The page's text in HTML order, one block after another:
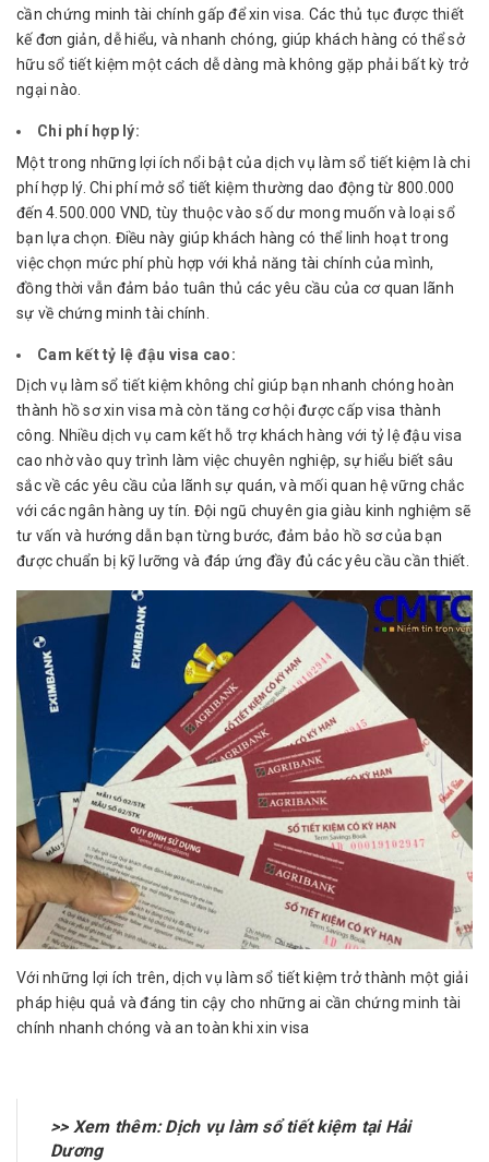
cần chứng minh tài chính gấp để xin visa. Các thủ tục được thiết
kế đơn giản, dễ hiểu, và nhanh chóng, giúp khách hàng có thể sở
hữu sổ tiết kiệm một cách dễ dàng mà không gặp phải bất kỳ trở
ngại nào.
Chi phí hợp lý:
Một trong những lợi ích nổi bật của dịch vụ làm sổ tiết kiệm là chi
phí hợp lý. Chi phí mở sổ tiết kiệm thường dao động từ 800.000
đến 4.500.000 VND, tùy thuộc vào số dư mong muốn và loại sổ
bạn lựa chọn. Điều này giúp khách hàng có thể linh hoạt trong
việc chọn mức phí phù hợp với khả năng tài chính của mình,
đồng thời vẫn đảm bảo tuân thủ các yêu cầu của cơ quan lãnh
sự về chứng minh tài chính.
Cam kết tỷ lệ đậu visa cao:
Dịch vụ làm sổ tiết kiệm không chỉ giúp bạn nhanh chóng hoàn
thành hồ sơ xin visa mà còn tăng cơ hội được cấp visa thành
công. Nhiều dịch vụ cam kết hỗ trợ khách hàng với tỷ lệ đậu visa
cao nhờ vào quy trình làm việc chuyên nghiệp, sự hiểu biết sâu
sắc về các yêu cầu của lãnh sự quán, và mối quan hệ vững chắc
với các ngân hàng uy tín. Đội ngũ chuyên gia giàu kinh nghiệm sẽ
tư vấn và hướng dẫn bạn từng bước, đảm bảo hồ sơ của bạn
được chuẩn bị kỹ lưỡng và đáp ứng đầy đủ các yêu cầu cần thiết.
Với những lợi ích trên, dịch vụ làm sổ tiết kiệm trở thành một giải
pháp hiệu quả và đáng tin cậy cho những ai cần chứng minh tài
chính nhanh chóng và an toàn khi xin visa
>> Xem thêm:Dịch vụ làm sổ tiết kiệm tại Hải
Dương